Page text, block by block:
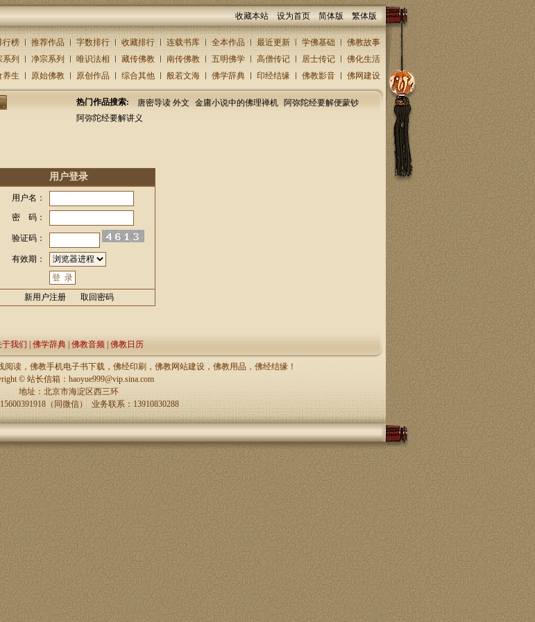
收藏本站 设为首页 简体版 繁体版
行榜 推荐作品 字数排行 收藏排行 连载书库 全本作品 最近更新 学佛基础
佛教故事
系列 净宗系列 唯识法相 藏传佛教 南传佛教 五明佛学 高僧传记 居士传记
佛化生活
养生 原始佛教 原创作品 综合其他 般若文海 佛学辞典 印经结缘 佛教影音 佛网建设
热门作品搜索: 唐密导读 外文 金庸小说中的佛理禅机
阿弥陀经要解便蒙钞
阿弥陀经要解讲义
用户登录
用户名：
密 码：
验证码：
有效期：
新用户注册 取回密码
于我们 佛学辞典 佛教音频 佛教日历
阅读，佛教手机电子书下载，佛经印刷，佛教网站建设，佛教用品，佛经结缘！
© 站长信箱：haoyue999@vip.sina.com
地址：北京市海淀区西三环
（同微信） 业务联系：13910830288